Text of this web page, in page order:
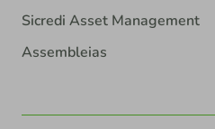
Sicredi Asset Management
Assembleias